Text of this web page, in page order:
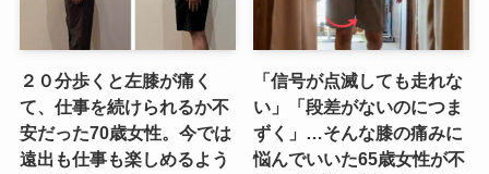
２０分歩くと左膝が痛く
て、仕事を続けられるか不
安だった70歳女性。今では
遠出も仕事も楽しめるよう
「信号が点滅しても走れな
い」「段差がないのにつま
ずく」…そんな膝の痛みに
悩んでいいた65歳女性が不